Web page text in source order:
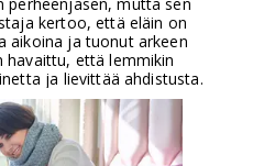
kertoo, että eläin on
aikoina ja tuonut arkeen
havaittu, että lemmikin
ja lievittää ahdistusta.